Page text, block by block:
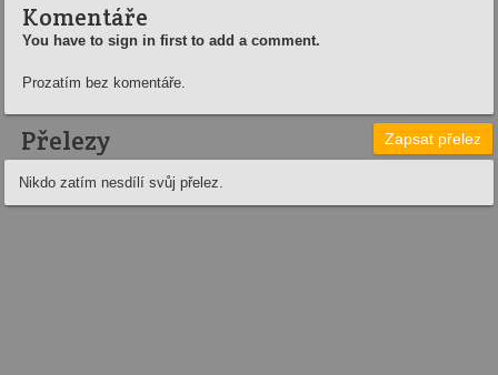
Komentáře
You have to sign in first to add a comment.
Prozatím bez komentáře.
Přelezy Zapsat přelez
Nikdo zatím nesdílí svůj přelez.